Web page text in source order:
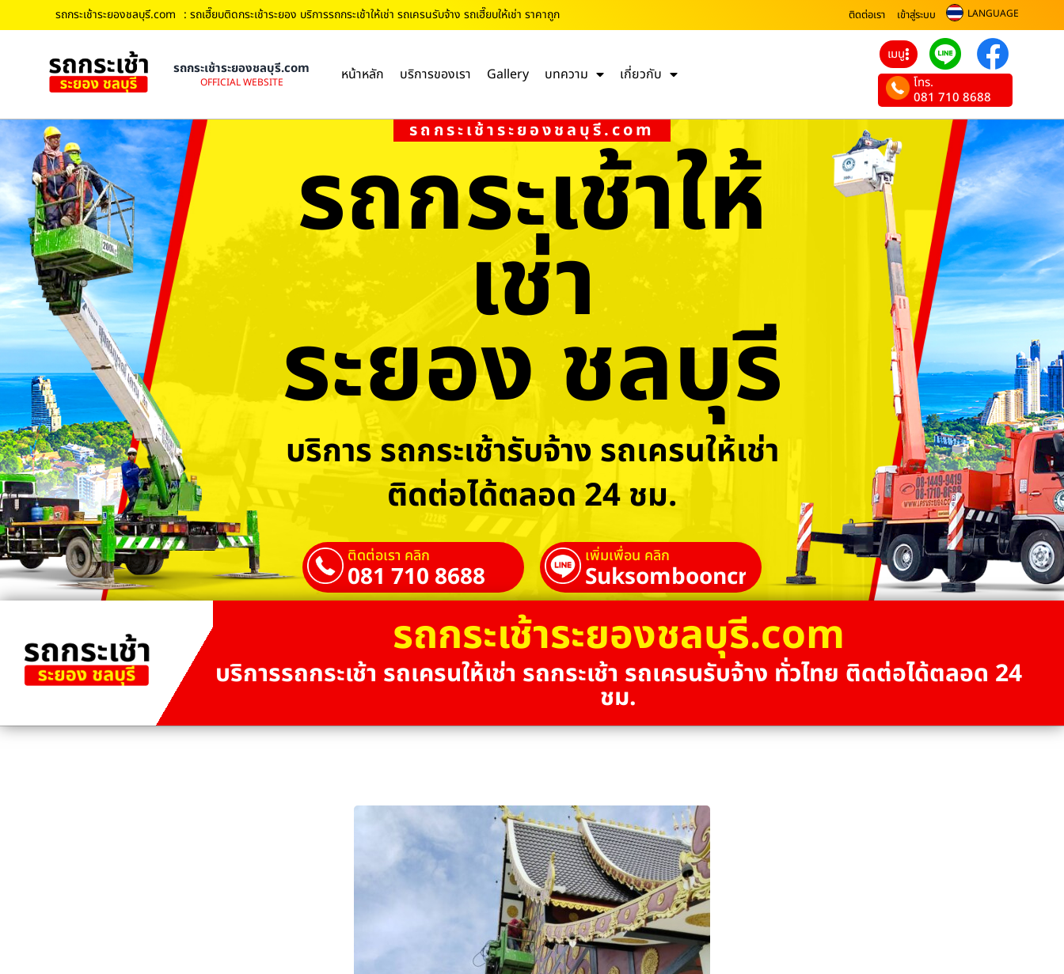
รถกระเช้าระยองชลบุรี.com : รถเฮี๊ยบติดกระเช้าระยอง บริการรถกระเช้าให้เช่า รถเครนรับจ้าง รถเฮี๊ยบให้เช่า ราคาถูก ติดต่อเรา เข้าสู่ระบบ LANGUAGE
รถกระเช้าระยองชลบุรี.com
OFFICIAL WEBSITE หน้าหลัก บริการของเรา Gallery บทความ เกี่ยวกับ
เมนู
โทร.
081 710 8688
รถกระเช้าระยองชลบุรี.com
รถกระเช้าให้
เช่า
ระยอง ชลบุรี
บริการ รถกระเช้ารับจ้าง รถเครนให้เช่า
ติดต่อได้ตลอด 24 ชม.
ติดต่อเรา คลิก
081 710 8688
เพิ่มเพื่อน คลิก
Suksombooncrane
รถกระเช้าระยองชลบุรี.com
บริการรถกระเช้า รถเครนให้เช่า รถกระเช้า รถเครนรับจ้าง ทั่วไทย ติดต่อได้ตลอด 24
ชม.